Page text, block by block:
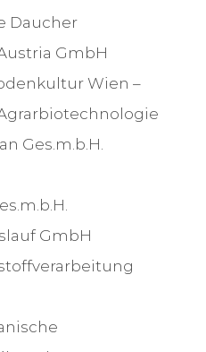
Daucher
GmbH
Wien –
Ges.m.b.H.
GmbH